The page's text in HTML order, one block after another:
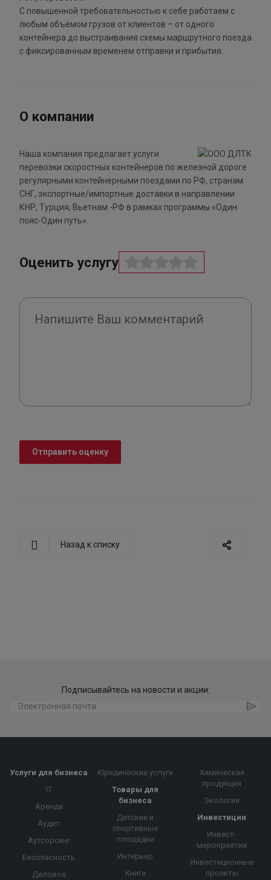
С повышенной требовательностью к себе работаем с
любым объёмом грузов от клиентов – от одного
контейнера до выстраивания схемы маршрутного поезда
с фиксированным временем отправки и прибытия.
О компании
Наша компания предлагает услуги
перевозки скоростных контейнеров по железной дороге
регулярными контейнерными поездами по РФ, странам
СНГ, экспортные/импортные доставки в направлении
КНР, Турция, Вьетнам -РФ в рамках программы «Один
пояс-Один путь».
Оценить услугу
Отправить оценку
Назад к списку
Подписывайтесь на новости и акции:
Услуги для бизнеса
IT
Аренда
Аудит
Аутсорсинг
Безопасность
Деловое
Юридические услуги
Товары для
бизнеса
Детские и
спортивные
площадки
Интерьер
Книги
Химическая
продукция
Экология
Инвестиции
Инвест-
мероприятия
Инвестиционные
проекты